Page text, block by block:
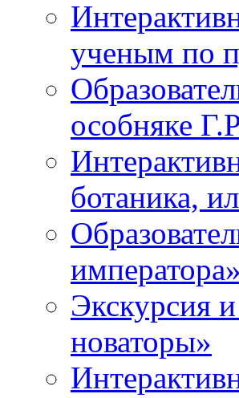
ученым по
особняке
ботаника,
императора»
Экскурсия
новаторы»